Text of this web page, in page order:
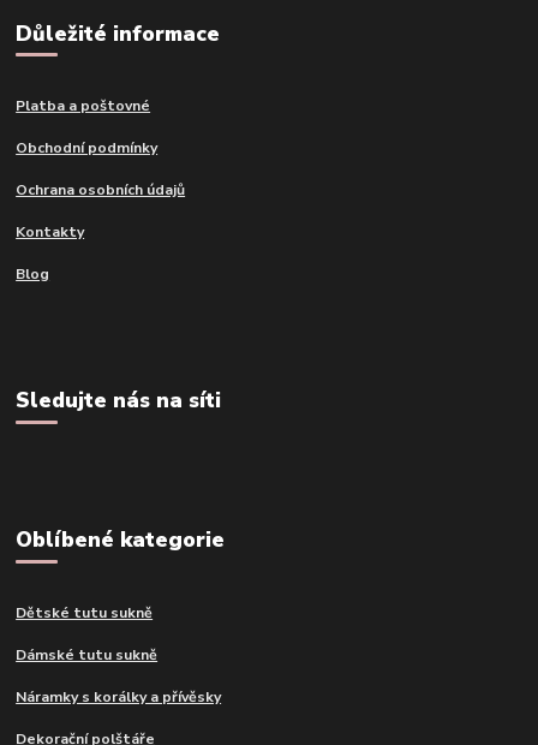
Důležité informace
Platba a poštovné
Obchodní podmínky
Ochrana osobních údajů
Kontakty
Blog
Sledujte nás na síti
Oblíbené kategorie
Dětské tutu sukně
Dámské tutu sukně
Náramky s korálky a přívěsky
Dekorační polštáře